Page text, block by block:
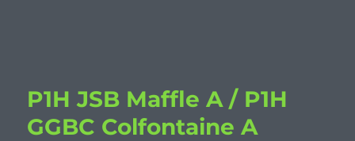
P1H JSB Maffle A / P1H
GGBC Colfontaine A